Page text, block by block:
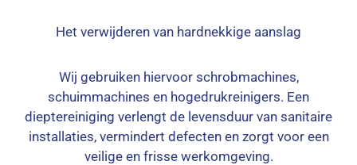
Het verwijderen van hardnekkige aanslag
Wij gebruiken hiervoor schrobmachines,
schuimmachines en hogedrukreinigers. Een
dieptereiniging verlengt de levensduur van sanitaire
installaties, vermindert defecten en zorgt voor een
veilige en frisse werkomgeving.